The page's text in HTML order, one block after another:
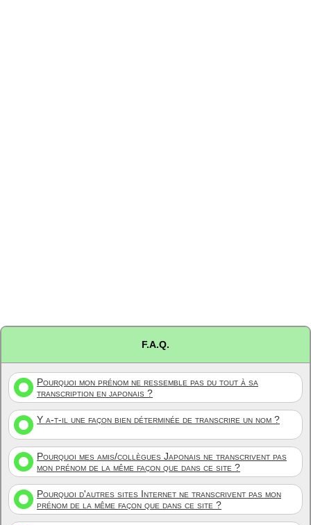
F.A.Q.
Pourquoi mon prénom ne ressemble pas du tout à sa
transcription en japonais ?
Y a-t-il une façon bien déterminée de transcrire un nom ?
Pourquoi mes amis/collègues Japonais ne transcrivent pas
mon prénom de la même façon que dans ce site ?
Pourquoi d'autres sites Internet ne transcrivent pas mon
prénom de la même façon que dans ce site ?